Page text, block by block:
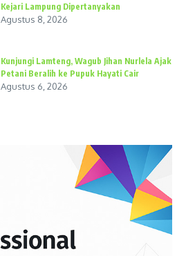
Kejari Lampung Dipertanyakan
Agustus 8, 2026
Kunjungi Lamteng, Wagub Jihan Nurlela Ajak
Petani Beralih ke Pupuk Hayati Cair
Agustus 6, 2026